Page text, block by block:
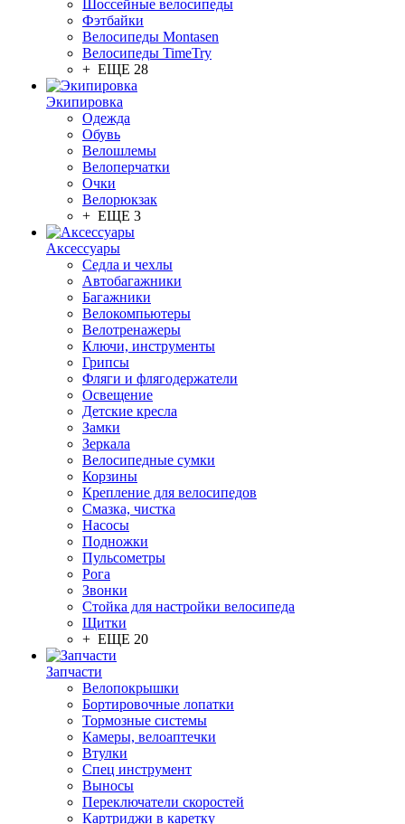
Шоссейные велосипеды
Фэтбайки
Велосипеды Montasen
Велосипеды TimeTry
+ ЕЩЕ 28
Экипировка
Одежда
Обувь
Велошлемы
Велоперчатки
Очки
Велорюкзак
+ ЕЩЕ 3
Аксессуары
Седла и чехлы
Автобагажники
Багажники
Велокомпьютеры
Велотренажеры
Ключи, инструменты
Грипсы
Фляги и флягодержатели
Освещение
Детские кресла
Замки
Зеркала
Велосипедные сумки
Корзины
Крепление для велосипедов
Смазка, чистка
Насосы
Подножки
Пульсометры
Рога
Звонки
Стойка для настройки велосипеда
Щитки
+ ЕЩЕ 20
Запчасти
Велопокрышки
Бортировочные лопатки
Тормозные системы
Камеры, велоаптечки
Втулки
Спец инструмент
Выносы
Переключатели скоростей
Картриджи в каретку